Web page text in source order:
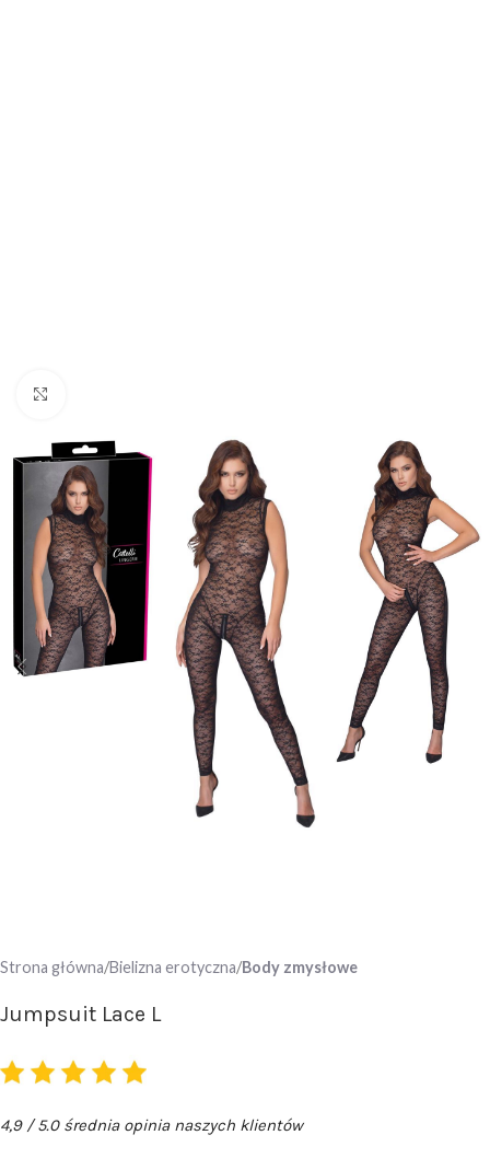
Strona główna Bielizna erotyczna Body zmysłowe
Jumpsuit Lace L
4,9 / 5.0 średnia opinia naszych klientów